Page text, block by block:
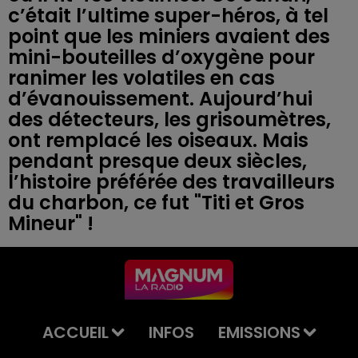
c’était l’ultime super-héros, à tel
point que les miniers avaient des
mini-bouteilles d’oxygène pour
ranimer les volatiles en cas
d’évanouissement. Aujourd’hui
des détecteurs, les grisoumètres,
ont remplacé les oiseaux. Mais
pendant presque deux siècles,
l’histoire préférée des travailleurs
du charbon, ce fut "Titi et Gros
ACCUEIL INFOS EMISSIONS